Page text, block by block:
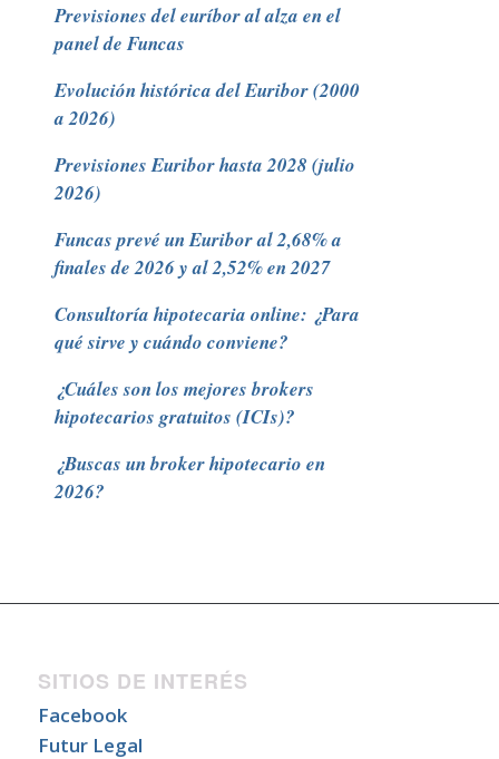
Previsiones del euríbor al alza en el
panel de Funcas
Evolución histórica del Euribor (2000
a 2026)
Previsiones Euribor hasta 2028 (julio
2026)
Funcas prevé un Euribor al 2,68% a
finales de 2026 y al 2,52% en 2027
Consultoría hipotecaria online: ¿Para
qué sirve y cuándo conviene?
¿Cuáles son los mejores brokers
hipotecarios gratuitos (ICIs)?
¿Buscas un broker hipotecario en
2026?
SITIOS DE INTERÉS
Facebook
Futur Legal